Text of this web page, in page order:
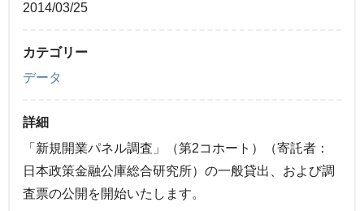
2014/03/25
カテゴリー
データ
詳細
「新規開業パネル調査」（第2コホート）（寄託者：
日本政策金融公庫総合研究所）の一般貸出、および調
査票の公開を開始いたします。